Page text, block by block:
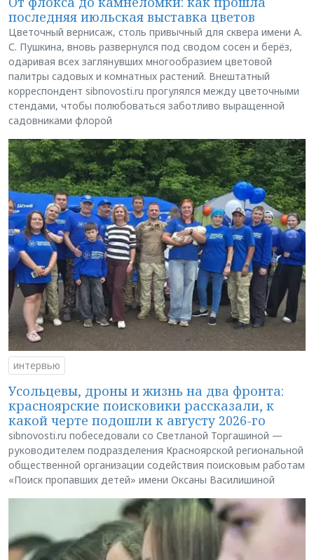
последняя июльская выставка цветов
Цветочный вернисаж, столь привычный для сквера имени А.
С. Пушкина, вновь развернулся под сводом сосен и берёз,
одаривая всех заглянувших многообразием цветовой
палитры садовых и комнатных растений. Внештатный
корреспондент sibnovosti.ru прогулялся между цветочными
стендами, чтобы полюбоваться заботливо выращенной
садовниками флорой
интервью
Усольцевы, дроны и жизнь на два фронта:
красноярские поисковики рассказали, к
какой черте подошли к августу 2026-го
sibnovosti.ru побеседовали со Светланой Торгашиной —
руководителем подразделения Красноярской региональной
общественной организации содействия поисковым работам
«Поиск пропавших детей» имени Оксаны Василишиной